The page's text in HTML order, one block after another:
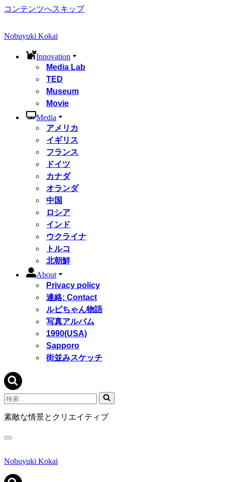
コンテンツへスキップ
Nobuyuki Kokai
Innovation
Media Lab
TED
Museum
Movie
Media
アメリカ
イギリス
フランス
ドイツ
カナダ
オランダ
中国
ロシア
インド
ウクライナ
トルコ
北朝鮮
About
Privacy policy
連絡: Contact
ルピちゃん物語
写真アルバム
1990(USA)
Sapporo
街並みスケッチ
検
索...
素敵な情景とクリエイティブ
ナ
ゲ
シ
Nobuyuki Kokai